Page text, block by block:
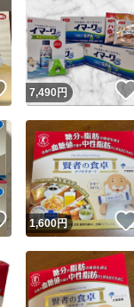
いいね！
7,490 円
いいね！
1,600円